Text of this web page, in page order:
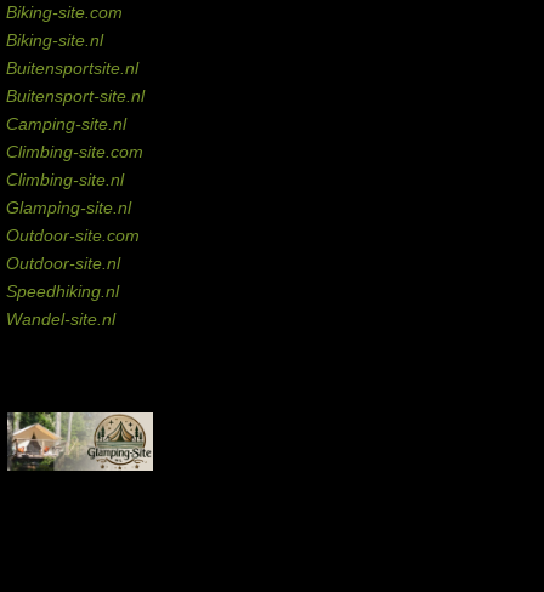
Biking-site.com
Biking-site.nl
Buitensportsite.nl
Buitensport-site.nl
Camping-site.nl
Climbing-site.com
Climbing-site.nl
Glamping-site.nl
Outdoor-site.com
Outdoor-site.nl
Speedhiking.nl
Wandel-site.nl